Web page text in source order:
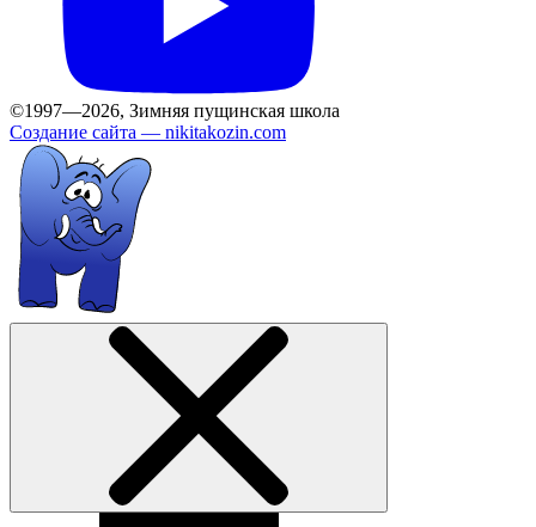
©1997—2026, Зимняя пущинская школа
Создание сайта — nikitakozin.com